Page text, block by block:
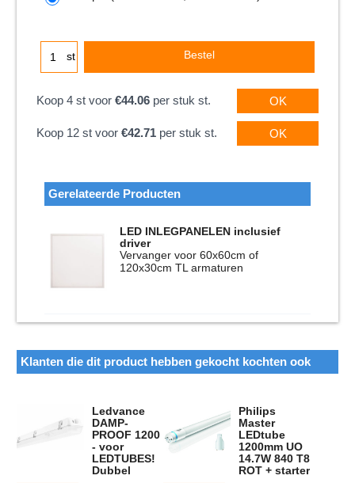
st Bestel
Koop 4 st voor €44.06 per stuk st. OK
Koop 12 st voor €42.71 per stuk st. OK
Gerelateerde Producten
LED INLEGPANELEN inclusief
driver
Vervanger voor 60x60cm of
120x30cm TL armaturen
Klanten die dit product hebben gekocht kochten ook
Ledvance
DAMP-
PROOF 1200
- voor
LEDTUBES!
Dubbel
Philips
Master
LEDtube
1200mm UO
14.7W 840 T8
ROT + starter